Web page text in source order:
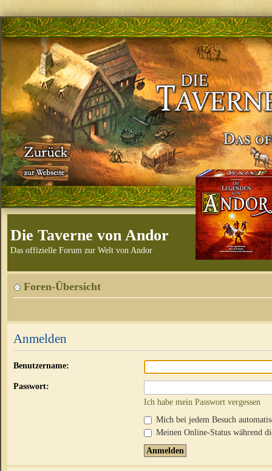
Die Taverne von Andor
Das offizielle Forum zur Welt von Andor
Foren-Übersicht
Anmelden
Benutzername:
Passwort:
Ich habe mein Passwort vergessen
Mich bei jedem Besuch
Meinen Online-Status während